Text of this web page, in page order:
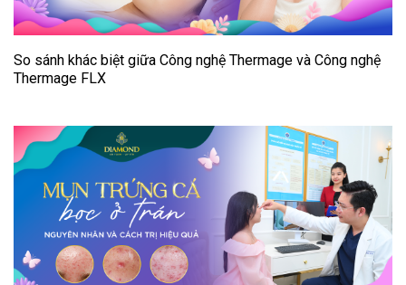
So sánh khác biệt giữa Công nghệ Thermage và Công nghệ
Thermage FLX